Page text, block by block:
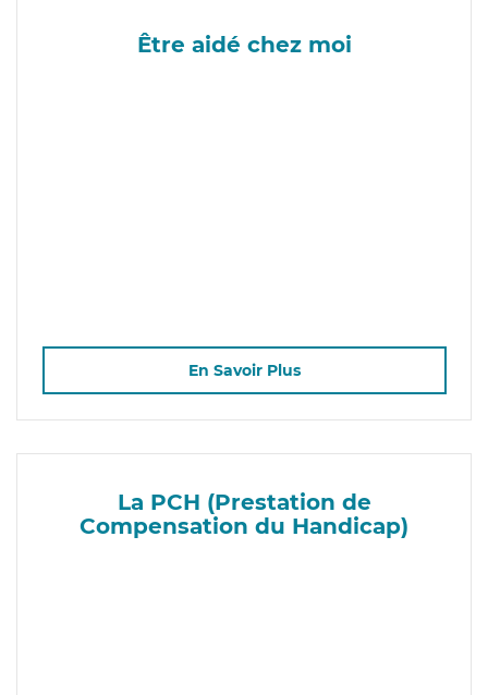
Être aidé chez moi
En Savoir Plus
La PCH (Prestation de
Compensation du Handicap)